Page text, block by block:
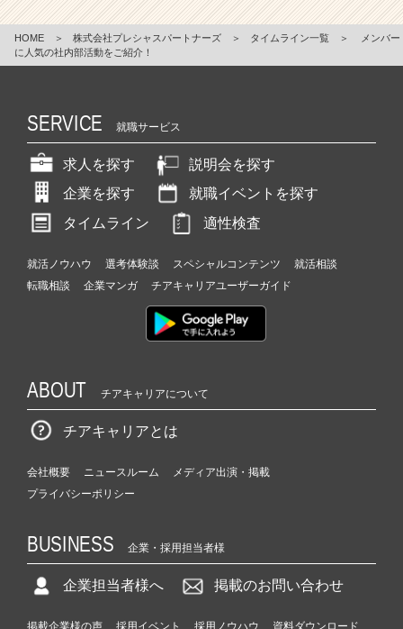
HOME ＞ 株式会社プレシャスパートナーズ ＞ タイムライン一覧 ＞
メンバー
に人気の社内部活動をご紹介！
SERVICE 就職サービス
求人を探す
説明会を探す
企業を探す
就職イベントを探す
タイムライン
適性検査
就活ノウハウ 選考体験談 スペシャルコンテンツ
就活相談
転職相談
企業マンガ チアキャリアユーザーガイド
ABOUT チアキャリアについて
チアキャリアとは
会社概要 ニュースルーム
メディア出演・掲載
プライバシーポリシー
BUSINESS 企業・採用担当者様
企業担当者様へ 掲載のお問い合わせ
掲載企業様の声 採用イベント 採用ノウハウ 資料ダウンロード